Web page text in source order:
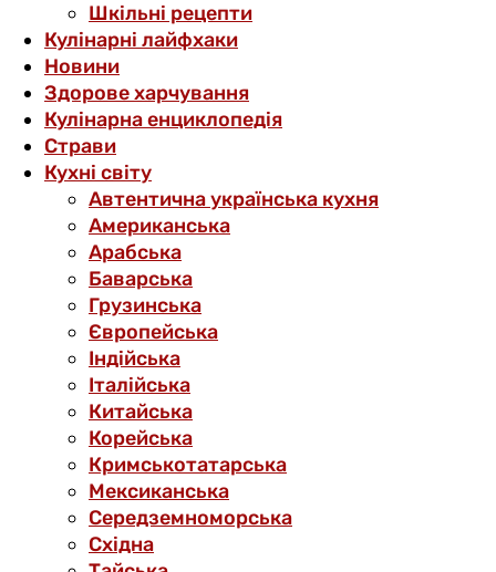
Шкільні рецепти
Кулінарні лайфхаки
Новини
Здорове харчування
Кулінарна енциклопедія
Страви
Кухні світу
Автентична українська кухня
Американська
Арабська
Баварська
Грузинська
Європейська
Індійська
Італійська
Китайська
Корейська
Кримськотатарська
Мексиканська
Середземноморська
Східна